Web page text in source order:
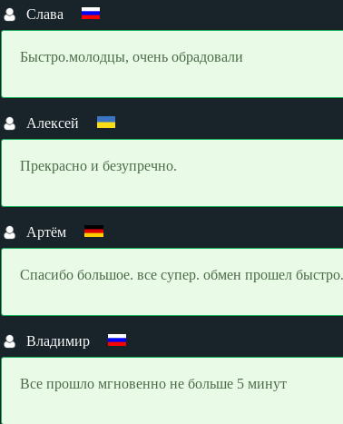
Слава
Быстро.молодцы, очень обрадовали
Алексей
Прекрасно и безупречно.
Артём
Спасибо большое. все супер. обмен прошел быстро.
Владимир
Все прошло мгновенно не больше 5 минут